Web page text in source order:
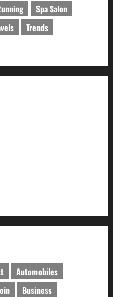
Spa Salon
Trends
Automobiles
Business